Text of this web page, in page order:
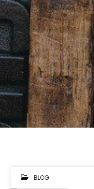
BLOG